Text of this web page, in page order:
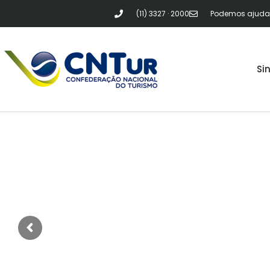
(11) 3327 · 2000 Podemos